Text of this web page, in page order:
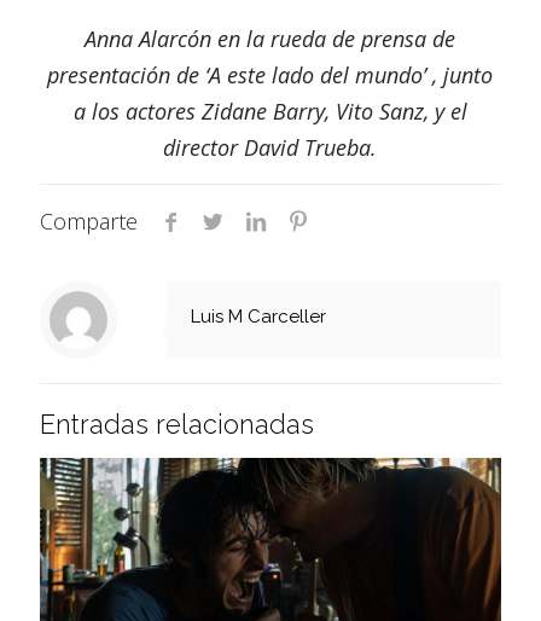
Anna Alarcón en la rueda de prensa de
presentación de ‘A este lado del mundo’ , junto
a los actores Zidane Barry, Vito Sanz, y el
director David Trueba.
Comparte
Luis M Carceller
Entradas relacionadas